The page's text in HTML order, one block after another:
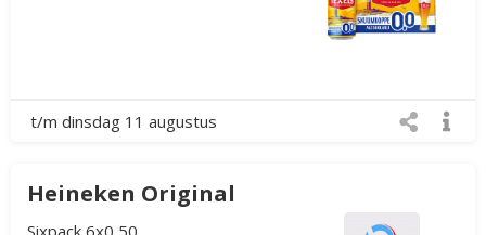
t/m dinsdag 11 augustus
Heineken Original